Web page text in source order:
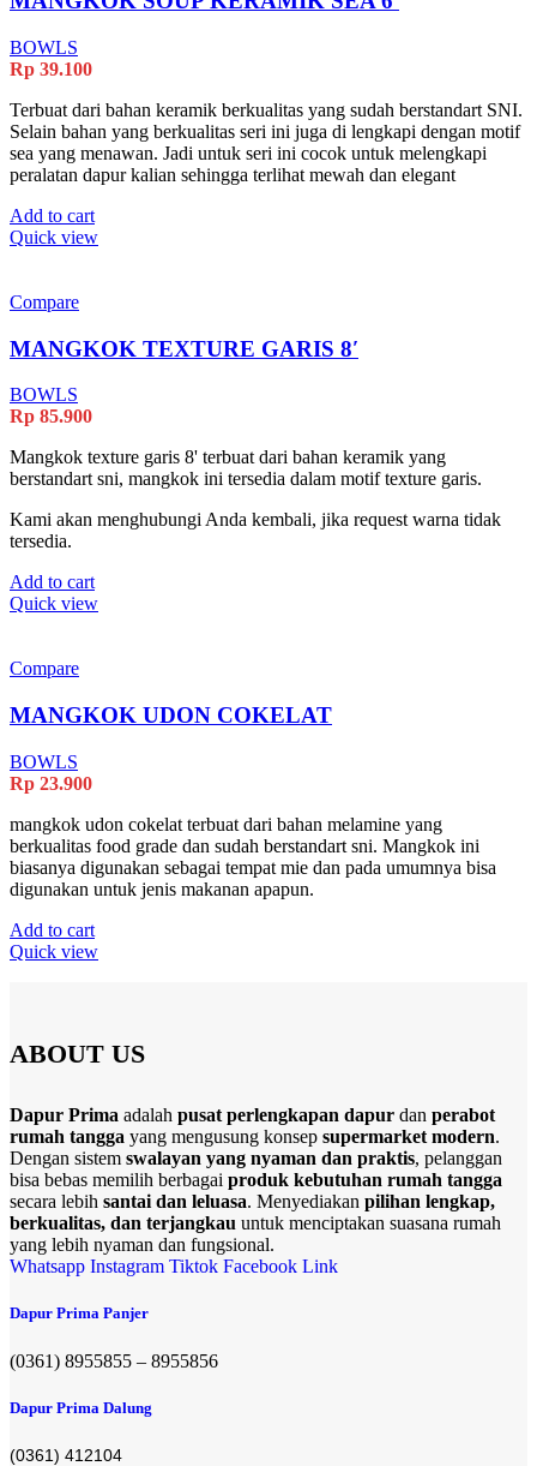
BOWLS
Rp 39.100
Terbuat dari bahan keramik berkualitas yang sudah berstandart SNI.
Selain bahan yang berkualitas seri ini juga di lengkapi dengan motif
sea yang menawan. Jadi untuk seri ini cocok untuk melengkapi
peralatan dapur kalian sehingga terlihat mewah dan elegant
Add to cart
Quick view
Compare
MANGKOK TEXTURE GARIS 8′
BOWLS
Rp 85.900
Mangkok texture garis 8' terbuat dari bahan keramik yang
berstandart sni, mangkok ini tersedia dalam motif texture garis.
Kami akan menghubungi Anda kembali, jika request warna tidak
tersedia.
Add to cart
Quick view
Compare
MANGKOK UDON COKELAT
BOWLS
Rp 23.900
mangkok udon cokelat terbuat dari bahan melamine yang
berkualitas food grade dan sudah berstandart sni. Mangkok ini
biasanya digunakan sebagai tempat mie dan pada umumnya bisa
digunakan untuk jenis makanan apapun.
Add to cart
Quick view
ABOUT US
Dapur Prima adalah pusat perlengkapan dapur dan perabot
rumah tangga yang mengusung konsep supermarket modern.
Dengan sistem swalayan yang nyaman dan praktis, pelanggan
bisa bebas memilih berbagai produk kebutuhan rumah tangga
secara lebih santai dan leluasa. Menyediakan pilihan lengkap,
berkualitas, dan terjangkau untuk menciptakan suasana rumah
yang lebih nyaman dan fungsional.
Whatsapp Instagram Tiktok Facebook Link
Dapur Prima Panjer
(0361) 8955855 – 8955856​
Dapur Prima Dalung
(0361) 412104